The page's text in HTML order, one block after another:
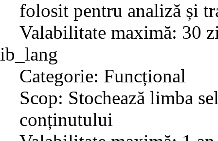
folosit pentru analiză și
Valabilitate maximă: 30
ib_lang
Categorie: Funcțional
Scop: Stochează limba
conținutului